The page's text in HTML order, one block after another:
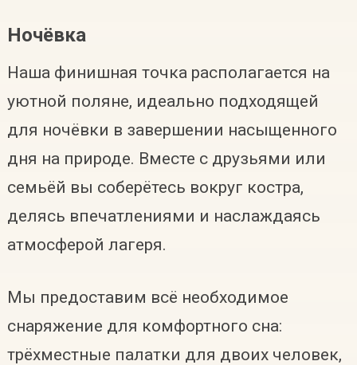
Ночёвка
Наша финишная точка располагается на
уютной поляне, идеально подходящей
для ночёвки в завершении насыщенного
дня на природе. Вместе с друзьями или
семьёй вы соберётесь вокруг костра,
делясь впечатлениями и наслаждаясь
атмосферой лагеря.
Мы предоставим всё необходимое
снаряжение для комфортного сна:
трёхместные палатки для двоих человек,